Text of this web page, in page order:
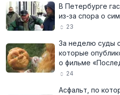
В Петербурге
из-за спора о
23
За неделю суды
которые
о фильме
24
Асфальт, по